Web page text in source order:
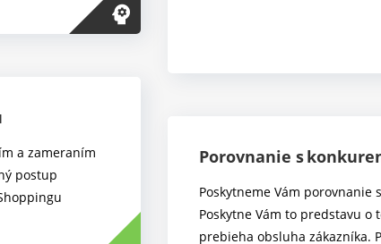
psychology
a zameraním
postup
Porovnanie s
Poskytneme Vám porovnanie
Poskytne Vám to predstavu o
prebieha obsluha zákazníka.